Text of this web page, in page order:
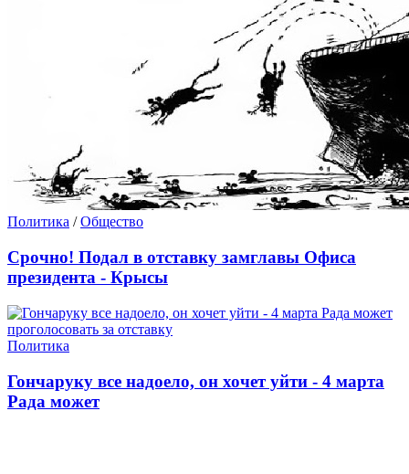
Политика /Общество
Срочно! Подал в отставку замглавы Офиса
президента - Крысы
Политика
Гончаруку все надоело, он хочет уйти - 4 марта
Рада может